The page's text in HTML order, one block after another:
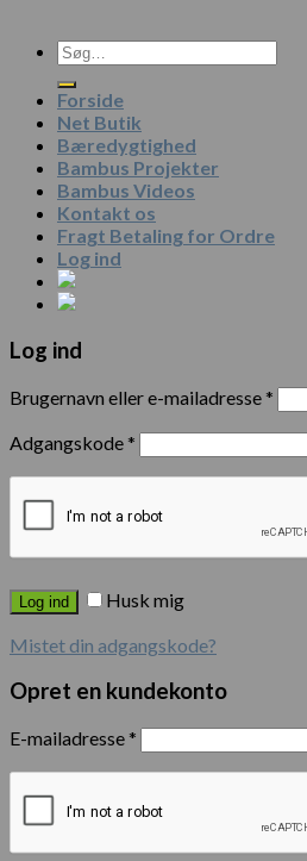
Forside
Net Butik
Bæredygtighed
Bambus Projekter
Bambus Videos
Kontakt os
Fragt Betaling for Ordre
Log ind
Log ind
Brugernavn eller e-mailadresse*
Adgangskode*
Log ind
Husk mig
Mistet din adgangskode?
Opret en kundekonto
E-mailadresse*